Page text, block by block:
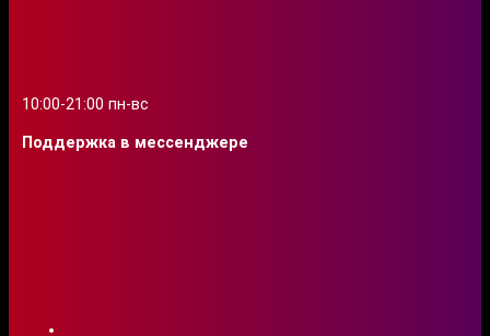
10:00-21:00 пн-вс
Поддержка в мессенджере